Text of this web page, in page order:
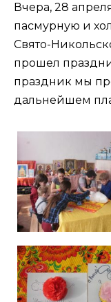
Вчера, 28
пасмурную и
Свято-
прошел
праздник мы
дальнейшем